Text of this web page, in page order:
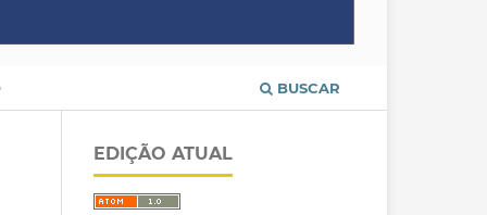
BUSCAR
EDIÇÃO ATUAL